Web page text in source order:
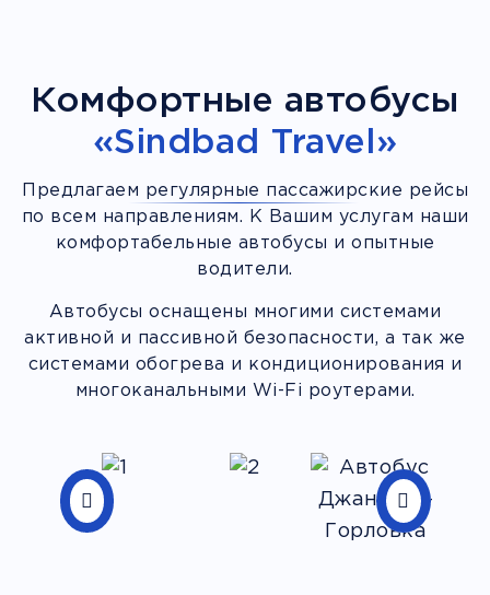
Комфортные автобусы
«Sindbad Travel»
Предлагаем регулярные пассажирские рейсы
по всем направлениям. К Вашим услугам наши
комфортабельные автобусы и опытные
водители.
Автобусы оснащены многими системами
активной и пассивной безопасности, а так же
системами обогрева и кондиционирования и
многоканальными Wi-Fi роутерами.